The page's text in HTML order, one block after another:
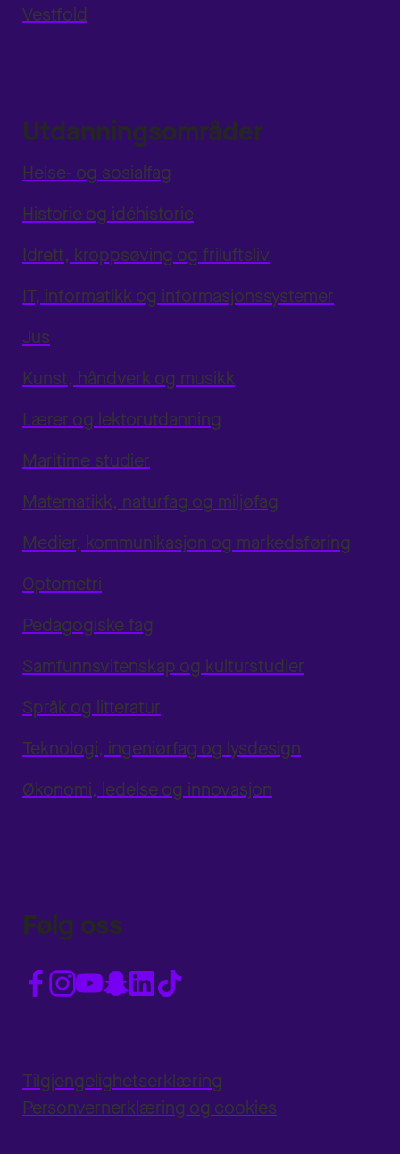
Vestfold
Utdanningsområder
Helse- og sosialfag
Historie og idéhistorie
Idrett, kroppsøving og friluftsliv
IT, informatikk og informasjonssystemer
Jus
Kunst, håndverk og musikk
Lærer og lektorutdanning
Maritime studier
Matematikk, naturfag og miljøfag
Medier, kommunikasjon og markedsføring
Optometri
Pedagogiske fag
Samfunnsvitenskap og kulturstudier
Språk og litteratur
Teknologi, ingeniørfag og lysdesign
Økonomi, ledelse og innovasjon
Følg oss
Tilgjengelighetserklæring
Personvernerklæring og cookies